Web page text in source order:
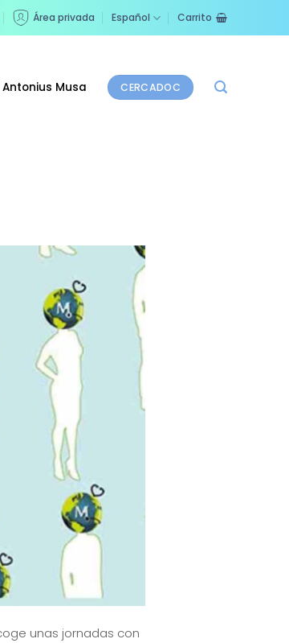
Área privada Español Carrito
Musa CERCADOC
unas jornadas con